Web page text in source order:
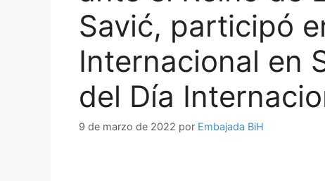
Savić, participó
Internacional en
del Día
9 de marzo de 2022 por Embajada BiH